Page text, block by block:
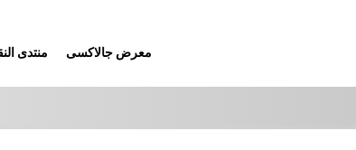
منتدى معرض جالاكسى